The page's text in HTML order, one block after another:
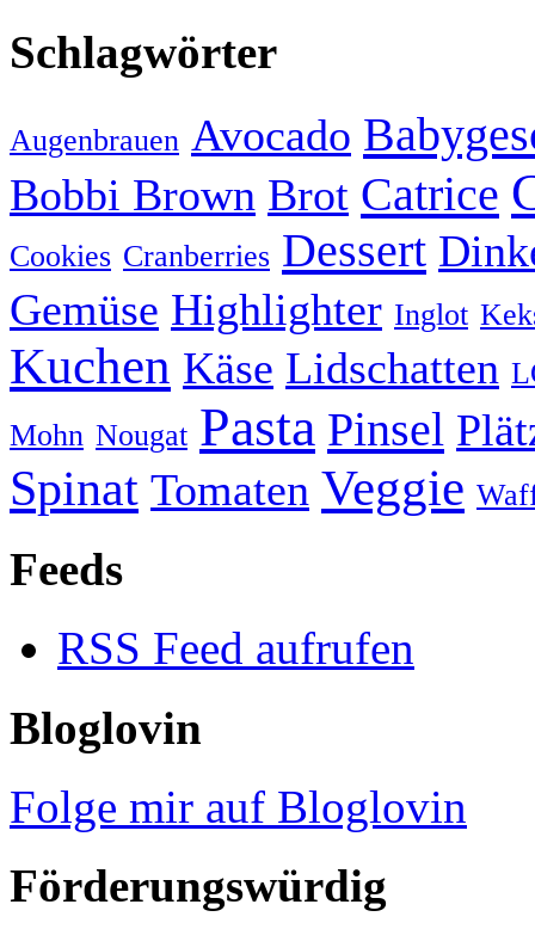
Schlagwörter
Augenbrauen Avocado
Bobbi Brown Brot Catrice
Cookies Cranberries Dessert
Gemüse Highlighter Inglot
Kuchen Käse Lidschatten
Mohn Nougat Pasta Pinsel
Spinat Tomaten Veggie
Feeds
RSS Feed aufrufen
Bloglovin
Folge mir auf Bloglovin
Förderungswürdig